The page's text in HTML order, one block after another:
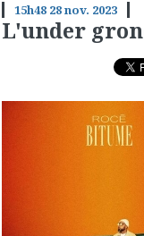
15h48 28nov. 2023
L'under